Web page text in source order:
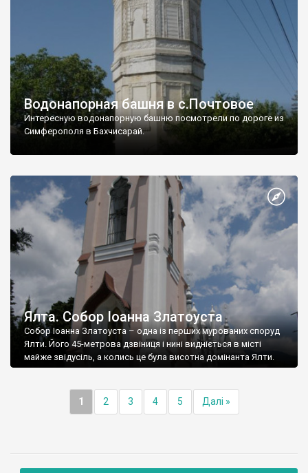
Водонапорная башня в с.Почтовое
Интересную водонапорную башню посмотрели по дороге из
Симферополя в Бахчисарай.
Ялта. Собор Іоанна Златоуста
Собор Іоанна Златоуста – одна із перших мурованих споруд
Ялти. Його 45-метрова дзвіниця і нині видніється в місті
майже звідусіль, а колись це була висотна домінанта Ялти.
1 2 3 4 5 Далі »